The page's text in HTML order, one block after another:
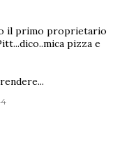
il primo proprietario
pizza e